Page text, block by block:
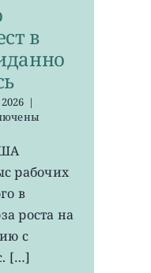
в
|
рабочих
в
роста на
с
[…]